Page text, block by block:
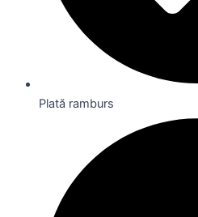
Plată ramburs